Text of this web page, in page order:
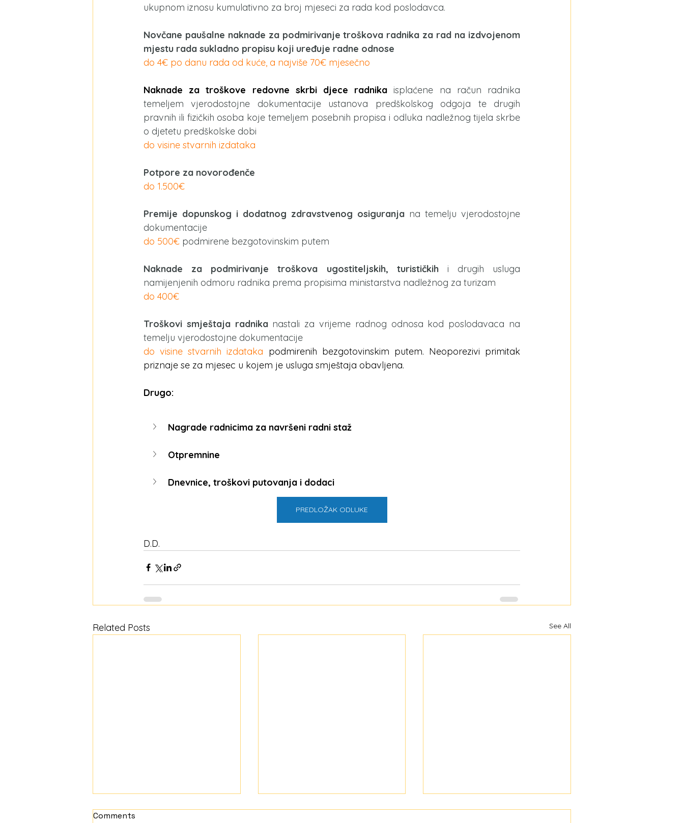
ukupnom iznosu kumulativno za broj mjeseci za rada kod poslodavca.
Novčane paušalne naknade za podmirivanje troškova radnika za rad na izdvojenom
mjestu rada sukladno propisu koji uređuje radne odnose
do 4€ po danu rada od kuće, a najviše 70€ mjesečno
Naknade za troškove redovne skrbi djece radnika isplaćene na račun radnika
temeljem vjerodostojne dokumentacije ustanova predškolskog odgoja te drugih
pravnih ili fizičkih osoba koje temeljem posebnih propisa i odluka nadležnog tijela skrbe
o djetetu predškolske dobi
do visine stvarnih izdataka
Potpore za novorođenče
​​do 1.500€​
Premije dopunskog i dodatnog zdravstvenog osiguranja na temelju vjerodostojne
dokumentacije
do 500€ podmirene bezgotovinskim putem
Naknade za podmirivanje troškova ugostiteljskih, turističkih i drugih usluga
namijenjenih odmoru radnika prema propisima ministarstva nadležnog za turizam
do 400€
Troškovi smještaja radnika nastali za vrijeme radnog odnosa kod poslodavaca na
temelju vjerodostojne dokumentacije
do visine stvarnih izdataka podmirenih bezgotovinskim putem. Neoporezivi primitak
priznaje se za mjesec u kojem je usluga smještaja obavljena.
Drugo:
Nagrade radnicima za navršeni radni staž
Otpremnine
Dnevnice, troškovi putovanja i dodaci
PREDLOŽAK ODLUKE
D.D.
Related Posts See All
Comments